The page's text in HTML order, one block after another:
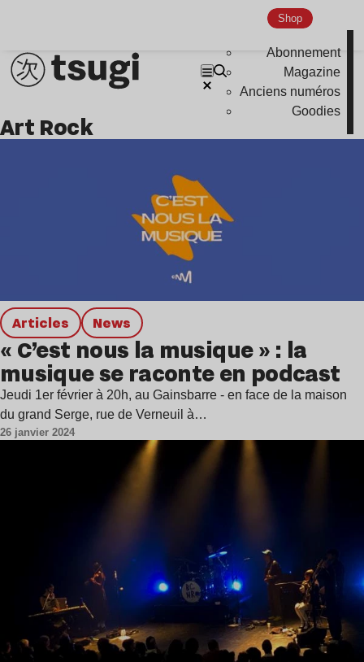
Shop
Abonnement
Magazine
Anciens numéros
Goodies
Art Rock
Articles news
« C’est nous la musique » : la
musique se raconte en podcast
Jeudi 1er février à 20h, au Gainsbarre - en face de la maison
du grand Serge, rue de Verneuil à…
26 janvier 2024